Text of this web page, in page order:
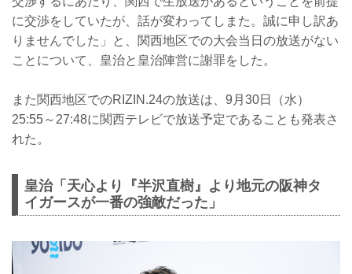
に交渉をしていたが、話が変わってしまた。誠に申し訳あ
りませんでした」と、関西地区での大会当日の放送がない
ことについて、皇治と皇治陣営に謝罪をした。
また関西地区でのRIZIN.24の放送は、9月30日（水）
25:55～27:48に関西テレビで放送予定であることも発表さ
れた。
皇治「天心より『半沢直樹』より地元の阪神タ
イガースが一番の強敵だった」